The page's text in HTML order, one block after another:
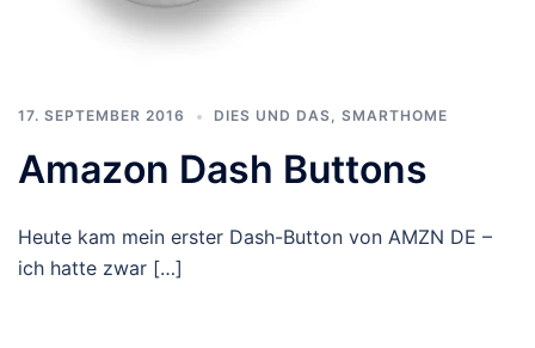
17. SEPTEMBER 2016 DIES UND DAS SMARTHOME
Amazon Dash Buttons
Heute kam mein erster Dash-Button von AMZN DE –
ich hatte zwar […]